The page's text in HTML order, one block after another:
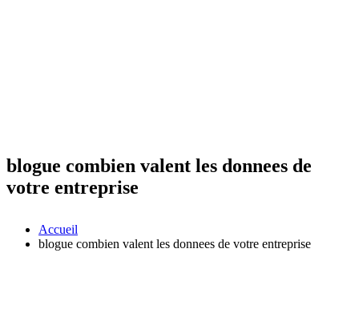
blogue combien valent les donnees de
votre entreprise
Accueil
blogue combien valent les donnees de votre entreprise